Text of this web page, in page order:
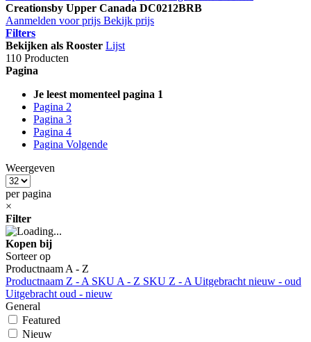
Creationsby Upper Canada DC0212BRB
Aanmelden voor prijs Bekijk prijs
Filters
Bekijken als Rooster Lijst
110 Producten
Pagina
Je leest momenteel pagina 1
Pagina 2
Pagina 3
Pagina 4
Pagina Volgende
Weergeven
per pagina
×
Filter
Kopen bij
Sorteer op
Productnaam A - Z
Productnaam Z - A SKU A - Z SKU Z - A Uitgebracht nieuw - oud
Uitgebracht oud - nieuw
General
Featured
Nieuw